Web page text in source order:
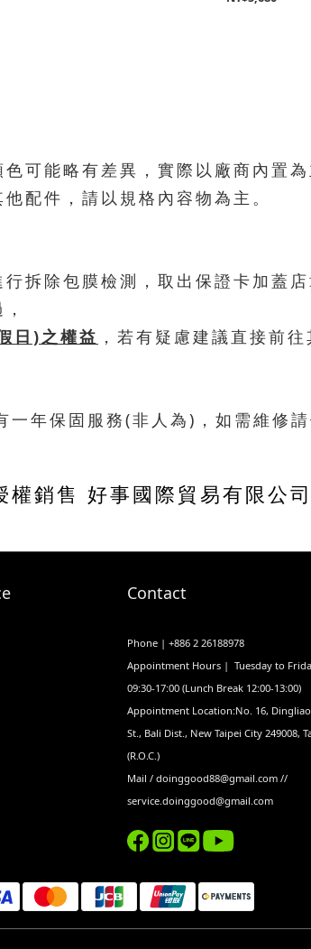
可能略有差異，實際以廠商內置為
配件，請以規格內容物為主。
拆除包膜檢測，取出保證卡加蓋
日)之權益 ，若有疑慮建議直接前
年保固服務(非人為)，如需維修
權銷售 好事國際貿易有限公司
Contact
Phone | +886 2 26188978
Appointment Hours | Tuesday to
09:30-17:00 (Lunch Break 12:00-13:00)
Appointment Location:No. 16,
St., Bali Dist., New Taipei City 249008,
(R.O.C.)
Mail / doinggood88@gmail.com //
service.doinggood@gmail.com